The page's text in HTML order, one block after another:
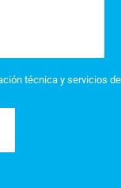
técnica y servicios de